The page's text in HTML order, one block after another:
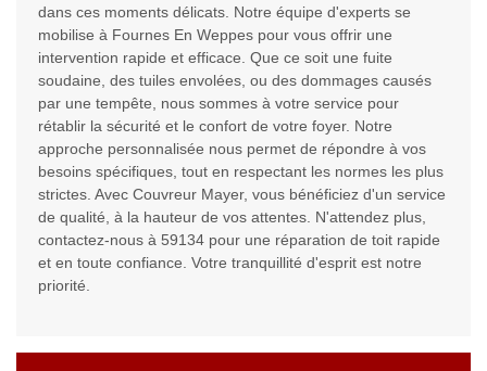
dans ces moments délicats. Notre équipe d'experts se
mobilise à Fournes En Weppes pour vous offrir une
intervention rapide et efficace. Que ce soit une fuite
soudaine, des tuiles envolées, ou des dommages causés
par une tempête, nous sommes à votre service pour
rétablir la sécurité et le confort de votre foyer. Notre
approche personnalisée nous permet de répondre à vos
besoins spécifiques, tout en respectant les normes les plus
strictes. Avec Couvreur Mayer, vous bénéficiez d'un service
de qualité, à la hauteur de vos attentes. N'attendez plus,
contactez-nous à 59134 pour une réparation de toit rapide
et en toute confiance. Votre tranquillité d'esprit est notre
priorité.